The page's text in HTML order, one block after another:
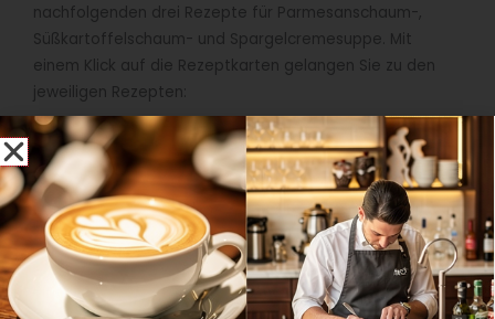
nachfolgenden drei Rezepte für Parmesanschaum-,
Süßkartoffelschaum- und Spargelcremesuppe. Mit
einem Klick auf die Rezeptkarten gelangen Sie zu den
jeweiligen Rezepten: